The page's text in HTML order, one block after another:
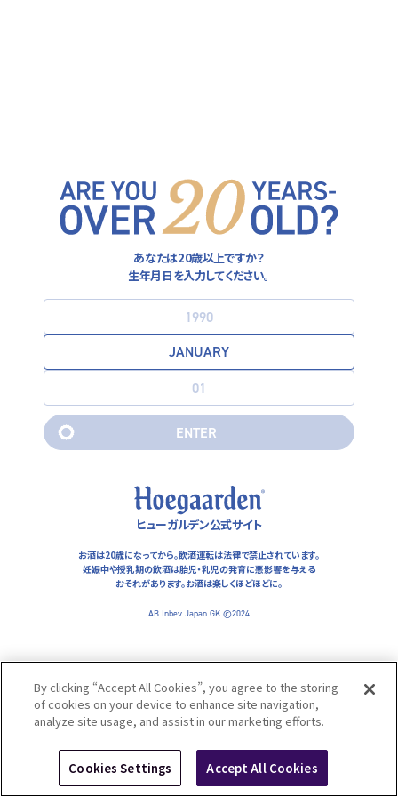
あなたは20歳以上ですか？
生年月日を入力してください。
ENTER
ENTER
ヒューガルデン公式サイト
お酒は20歳になってから。飲酒運転は法律で禁止されています。
妊娠中や授乳期の飲酒は胎児・乳児の発育に悪影響を与える
おそれがあります。お酒は楽しくほどほどに。
AB Inbev Japan GK ©2024
プライバシーポリシー
利用規約
FOLLOW US ON
お酒は20歳になってから。飲酒運転は法律で禁止されています。
妊娠中や授乳期の飲酒は胎児・乳児の発育に悪影響を与えるおそ
れがあります。お酒は楽しくほどほどに。
AB Inbev Japan GK ©2024
By clicking “Accept All Cookies”, you agree to the storing
of cookies on your device to enhance site navigation,
analyze site usage, and assist in our marketing efforts.
Cookies Settings Accept All Cookies